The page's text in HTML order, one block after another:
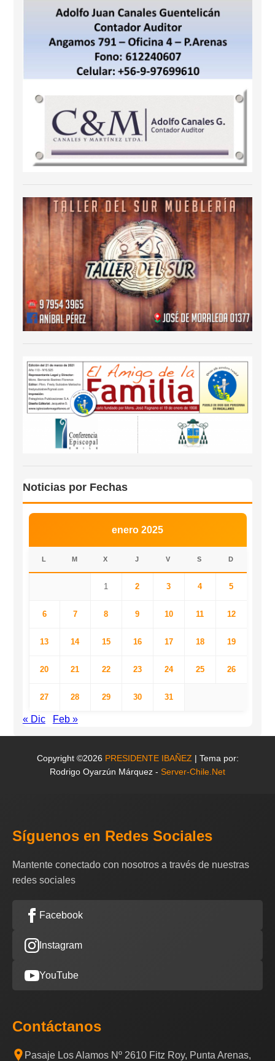
Noticias por Fechas
enero 2025
L M X J V S D
1 2 3 4 5
6 7 8 9 10 11 12
13 14 15 16 17 18 19
20 21 22 23 24 25 26
27 28 29 30 31
« Dic Feb »
Copyright ©2026 PRESIDENTE IBAÑEZ | Tema por:
Rodrigo Oyarzún Márquez - Server-Chile.Net
Síguenos en Redes Sociales
Mantente conectado con nosotros a través de nuestras
redes sociales
Facebook
Instagram
YouTube
Contáctanos
Pasaje Los Alamos Nº 2610 Fitz Roy, Punta Arenas,